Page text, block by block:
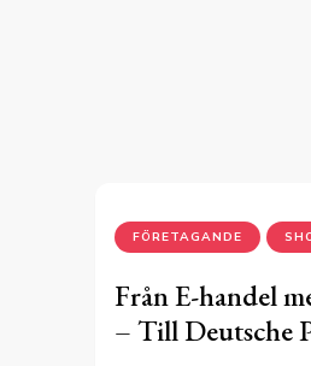
FÖRETAGANDE
Från E-handel
– Till Deutsche